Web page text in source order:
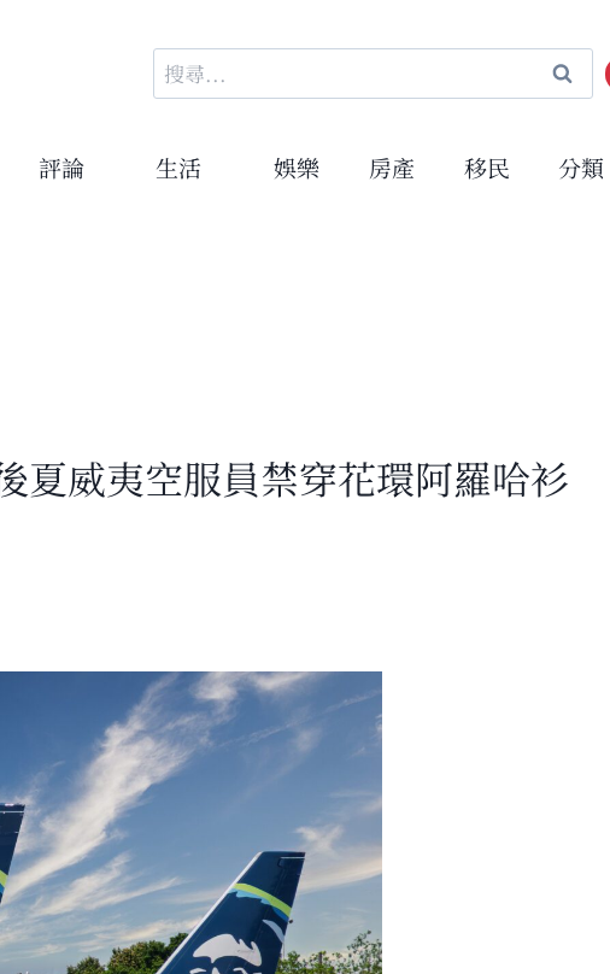
搜
尋
鍵
評論 生活 娛樂 房產 移民 分類
夏威夷空服員禁穿花環阿羅哈衫